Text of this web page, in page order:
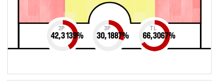
2P
42,3139%
3P
30,1887%
TL
66,3067%